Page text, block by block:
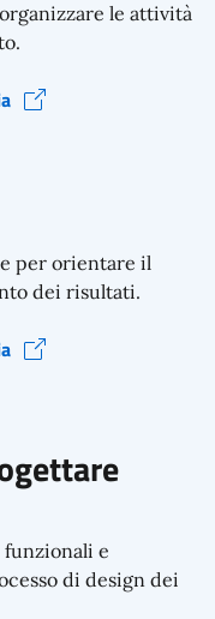
le attività
finestra)
per orientare il
dei risultati.
funzionali e
di design dei